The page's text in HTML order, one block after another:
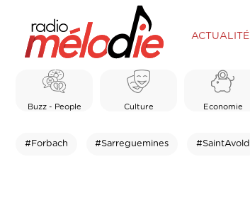
ACTUALITÉ
Buzz - People Culture Economie
#Forbach #Sarreguemines #SaintAvold